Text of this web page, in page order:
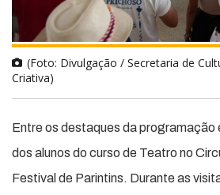
(Foto: Divulgação / Secretaria de
Criativa)
Entre os destaques da
dos alunos do curso de Teatro no
Festival de Parintins. Durante as